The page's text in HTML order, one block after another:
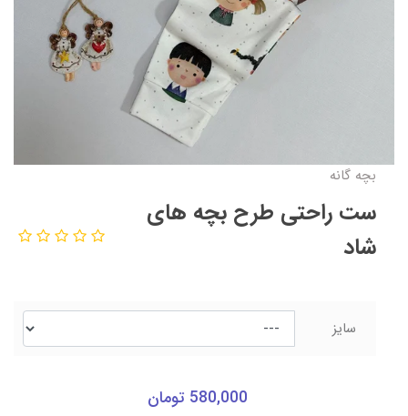
بچه گانه
ست راحتی طرح بچه های
شاد
سایز
580,000 تومان